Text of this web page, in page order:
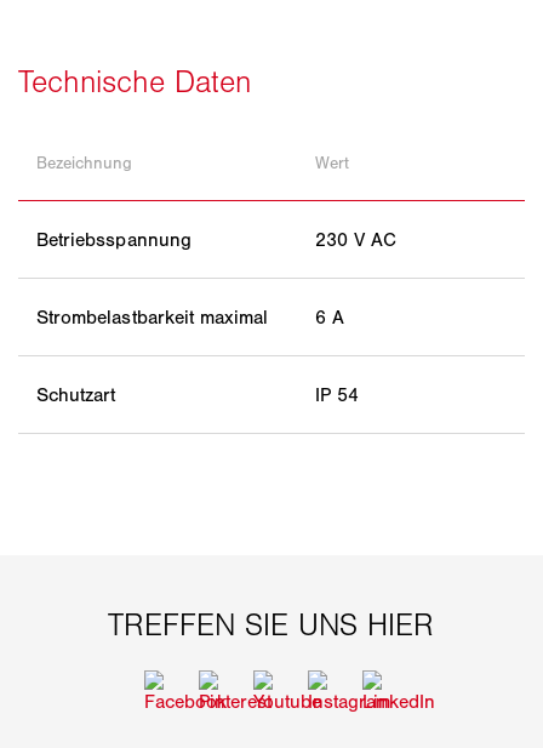
Bezeichnung Wert
Betriebsspannung 230 V AC
Strombelastbarkeit maximal 6 A
Schutzart IP 54